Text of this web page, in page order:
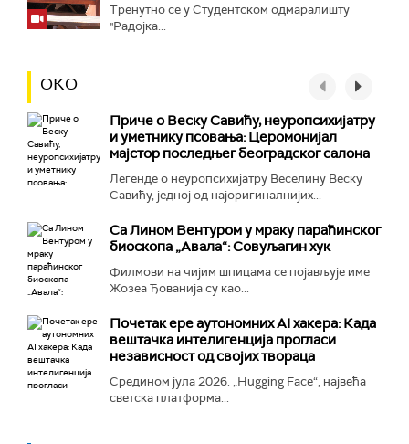
Тренутно се у Студентском одмаралишту
"Радојка...
ОКО
Приче о Веску Савићу, неуропсихијатру
и уметнику псовања: Церомонијал
мајстор последњег београдског салона
Легенде о неуропсихијатру Веселину Веску
Савићу, једној од најоригиналнијих...
Са Лином Вентуром у мраку параћинског
биоскопа „Авала“: Совуљагин хук
Филмови на чијим шпицама се појављује име
Жозеа Ђованија су као...
Почетак ере аутономних AI хакера: Када
вештачка интелигенција прогласи
независност од својих твораца
Средином јула 2026. „Hugging Face“, највећа
светска платформа...